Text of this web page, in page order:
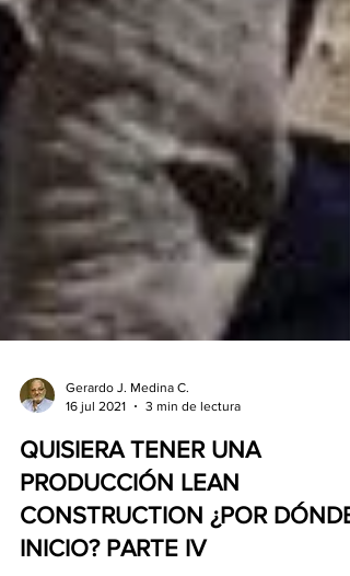
16 jul 2021
3 min de lectura
QUISIERA TENER UNA
PRODUCCIÓN LEAN
CONSTRUCTION ¿POR DÓNDE